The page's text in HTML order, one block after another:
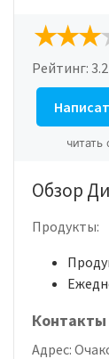
Рейтинг: 3.2
читать
Обзор
Продукты:
Контакты
Адрес: